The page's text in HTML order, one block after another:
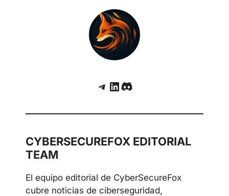
Telegram
LinkedIn
Discord
CYBERSECUREFOX EDITORIAL
TEAM
El equipo editorial de CyberSecureFox
cubre noticias de ciberseguridad,